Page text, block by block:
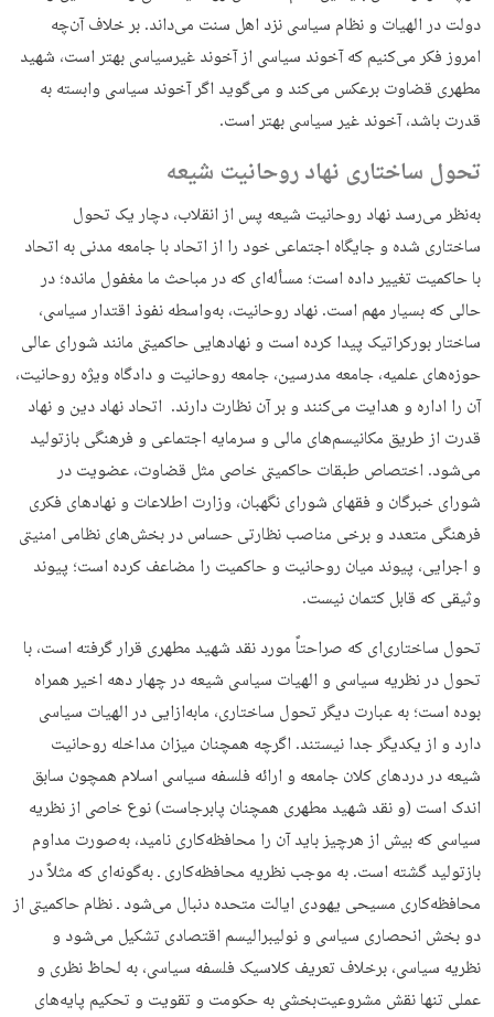
دولت در الهیات و نظام سیاسی نزد اهل سنت می‌داند. بر خلاف آن‌چه
امروز فکر می‌کنیم که آخوند سیاسی از آخوند غیرسیاسی بهتر است، شهید
مطهری قضاوت برعکس می‌کند و می‌گوید اگر آخوند سیاسی وابسته به
قدرت باشد، آخوند غیر سیاسی بهتر است.
تحول ساختاری نهاد روحانیت شیعه
به‌نظر می‌رسد نهاد روحانیت شیعه پس از انقلاب، دچار یک تحول
ساختاری شده و جایگاه اجتماعی خود را از اتحاد با جامعه مدنی به اتحاد
با حاکمیت تغییر داده است؛ مسأله‌ای که در مباحث ما مغفول مانده؛ در
حالی که بسیار مهم است. نهاد روحانیت، به‌واسطه نفوذ اقتدار سیاسی،
ساختار بورکراتیک پیدا کرده است و نهادهایی حاکمیتی مانند شورای عالی
حوزه‌های علمیه، جامعه مدرسین، جامعه روحانیت و دادگاه ویژه روحانیت،
آن را اداره و هدایت می‌کنند و بر آن نظارت دارند. اتحاد نهاد دین و نهاد
قدرت از طریق مکانیسم‌های مالی و سرمایه اجتماعی و فرهنگی بازتولید
می‌شود. اختصاص طبقات حاکمیتی خاصی مثل قضاوت، عضویت در
شورای خبرگان و فقهای شورای نگهبان، وزارت اطلاعات و نهادهای فکری
فرهنگی متعدد و برخی مناصب نظارتی حساس در بخش‌های نظامی امنیتی
و اجرایی، پیوند میان روحانیت و حاکمیت را مضاعف کرده است؛ پیوند
وثیقی که قابل کتمان نیست.
تحول ساختاری‌ای که صراحتاً مورد نقد شهید مطهری قرار گرفته است، با
تحول در نظریه سیاسی و الهیات سیاسی شیعه در چهار دهه اخیر همراه
بوده است؛ به‌ عبارت دیگر تحول ساختاری، مابه‌ازایی در الهیات سیاسی
دارد و از یکدیگر جدا نیستند. اگرچه همچنان میزان مداخله روحانیت
شیعه در دردهای کلان جامعه و ارائه فلسفه سیاسی اسلام همچون سابق
اندک است (و نقد شهید مطهری همچنان پابرجاست) نوع خاصی از نظریه
سیاسی که بیش از هرچیز باید آن را محافظه‌کاری نامید، به‌صورت مداوم
بازتولید گشته است. به موجب نظریه محافظه‌کاری ـ به‌گونه‌ای که مثلاً در
محافظه‌کاری مسیحی یهودی ایالت متحده دنبال می‌شود ـ نظام حاکمیتی از
دو بخش انحصاری سیاسی و نولیبرالیسم اقتصادی تشکیل می‌شود و
نظریه سیاسی، برخلاف تعریف کلاسیک فلسفه سیاسی، به لحاظ نظری و
عملی تنها نقش مشروعیت‌بخشی به حکومت و تقویت و تحکیم پایه‌های